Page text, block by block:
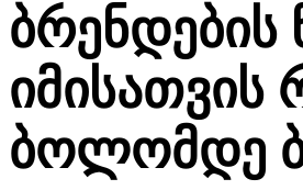
ბრენდების
ბოლომდე